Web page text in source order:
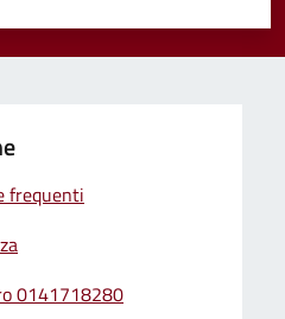
su 5
5
frequenti
0141718280